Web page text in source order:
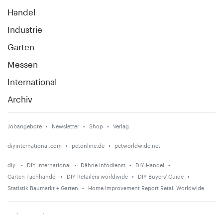
Handel
Industrie
Garten
Messen
International
Archiv
Jobangebote Newsletter Shop Verlag
diyinternational.com petonline.de petworldwide.net
diy DIY International Dähne Infodienst
DIY Handel
Garten Fachhandel
DIY Retailers worldwide
DIY Buyers' Guide
Statistik Baumarkt + Garten
Home Improvement Report Retail Worldwide